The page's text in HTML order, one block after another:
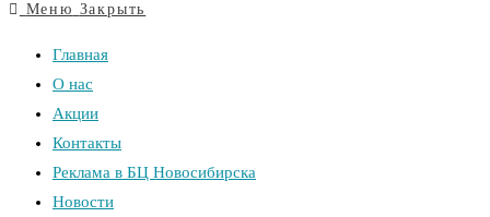
Меню Закрыть
Главная
О нас
Акции
Контакты
Реклама в БЦ Новосибирска
Новости